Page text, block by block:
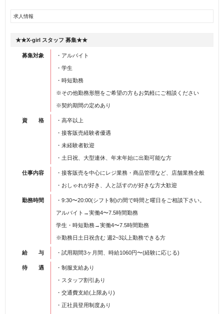
求人情報
★★X-girl スタッフ 募集★★
募集対象 ・アルバイト
・学生
・時短勤務
※その他勤務形態をご希望の方もお気軽にご相談ください
※契約期間の定めあり
資 格 ・高卒以上
・接客販売経験者優遇
・未経験者歓迎
・土日祝、大型連休、年末年始に出勤可能な方
仕事内容 ・接客販売を中心にレジ業務・商品管理など、店舗業務全般
・おしゃれが好き、人と話すのが好きな方大歓迎
勤務時間 ・9:30〜20:00(シフト制)の間で時間と曜日をご相談下さい。
アルバイト→実働4〜7.5時間勤務
学生・時短勤務→実働4〜7.5時間勤務
※勤務日土日祝含む 週2~3以上勤務できる方
給 与 ・試用期間3ヶ月間、時給1060円〜(経験に応じる)
待 遇 ・制服支給あり
・スタッフ割引あり
・交通費支給(上限あり)
・正社員登用制度あり